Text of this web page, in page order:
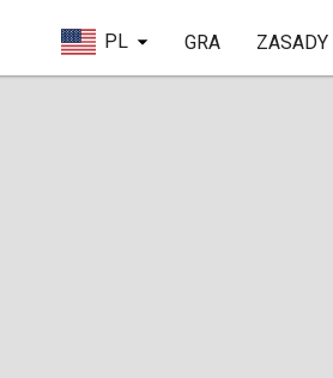
PL GRA ZASADY